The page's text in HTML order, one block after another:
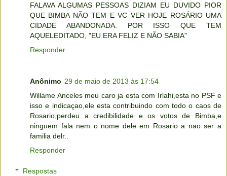
FALAVA ALGUMAS PESSOAS DIZIAM EU DUVIDO PIOR
QUE BIMBA NÃO TEM E VC VER HOJE ROSÁRIO UMA
CIDADE ABANDONADA. POR ISSO QUE TEM
AQUELEDITADO, "EU ERA FELIZ E NÃO SABIA"
Responder
Anônimo 29 de maio de 2013 às 17:54
Willame Anceles meu caro ja esta com Irlahi,esta no PSF e
isso e indicaçao,ele esta contribuindo com todo o caos de
Rosario,perdeu a credibilidade e os votos de Bimba,e
ninguem fala nem o nome dele em Rosario a nao ser a
familia delr..
Responder
Respostas